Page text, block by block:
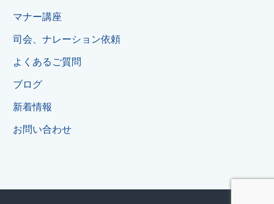
マナー講座
司会、ナレーション依頼
よくあるご質問
ブログ
新着情報
お問い合わせ